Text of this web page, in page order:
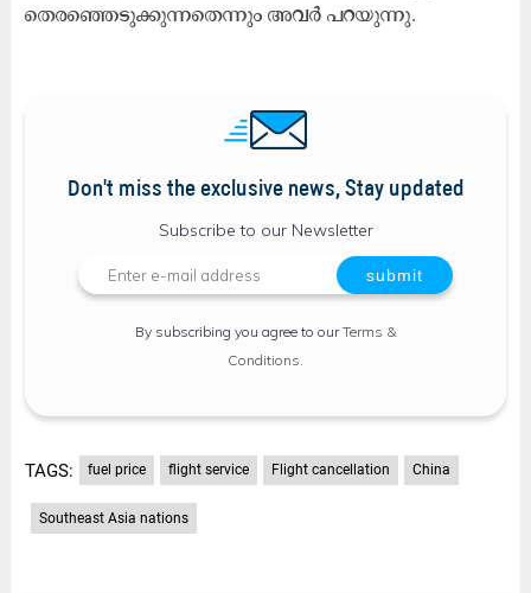
തെരഞ്ഞെടുക്കുന്നതെന്നും അവർ പറയുന്നു.
Don't miss the exclusive news, Stay updated
Subscribe to our Newsletter
By subscribing you agree to ourTerms &
Conditions
TAGS: fuel price flight service Flight cancellation China
Southeast Asia nations